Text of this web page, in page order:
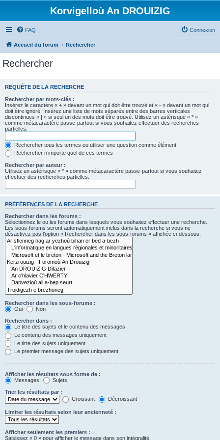
Korvigelloù An DROUIZIG
FAQ Connexion
Accueil du forum Rechercher
Rechercher
REQUÊTE DE LA RECHERCHE
Rechercher par mots-clés :
Insérez le caractère « + » devant un mot qui doit être trouvé et « - » devant un mot qui
doit être ignoré. Insérez une liste de mots séparés entre des barres verticales
discontinues « | » si seul un des mots doit être trouvé. Utilisez un astérisque « * »
comme métacaractère passe-partout si vous souhaitez effectuer des recherches
partielles.
Rechercher tous les termes ou utiliser une question comme élément
Rechercher n’importe quel de ces termes
Rechercher par auteur :
Utilisez un astérisque « * » comme métacaractère passe-partout si vous souhaitez
effectuer des recherches partielles.
PRÉFÉRENCES DE LA RECHERCHE
Rechercher dans les forums :
Sélectionnez le ou les forums dans lesquels vous souhaitez effectuer une recherche.
Les sous-forums seront automatiquement inclus dans la recherche si vous ne
désactivez pas l’option « Rechercher dans les sous-forums » affichée ci-dessous.
Rechercher dans les sous-forums :
Oui
Non
Rechercher dans :
Le titre des sujets et le contenu des messages
Le contenu des messages uniquement
Le titre des sujets uniquement
Le premier message des sujets uniquement
Afficher les résultats sous forme de :
Messages
Sujets
Trier les résultats par :
Croissant
Décroissant
Limiter les résultats selon leur ancienneté :
Afficher seulement les premiers :
Saisissez « 0 » pour afficher le message dans son intégralité.